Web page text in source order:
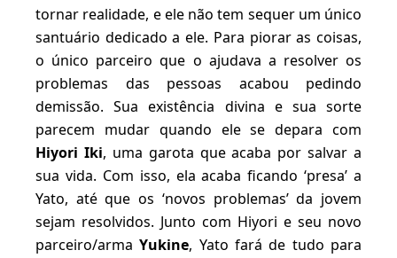
tornar realidade, e ele não tem sequer um único
santuário dedicado a ele. Para piorar as coisas,
o único parceiro que o ajudava a resolver os
problemas das pessoas acabou pedindo
demissão. Sua existência divina e sua sorte
parecem mudar quando ele se depara com
Hiyori Iki, uma garota que acaba por salvar a
sua vida. Com isso, ela acaba ficando ‘presa’ a
Yato, até que os ‘novos problemas’ da jovem
sejam resolvidos. Junto com Hiyori e seu novo
parceiro/armaYukine, Yato fará de tudo para